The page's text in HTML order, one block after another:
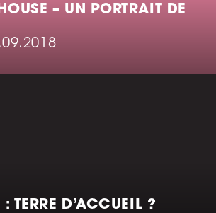
– UN PORTRAIT DE
: TERRE D’ACCUEIL ?